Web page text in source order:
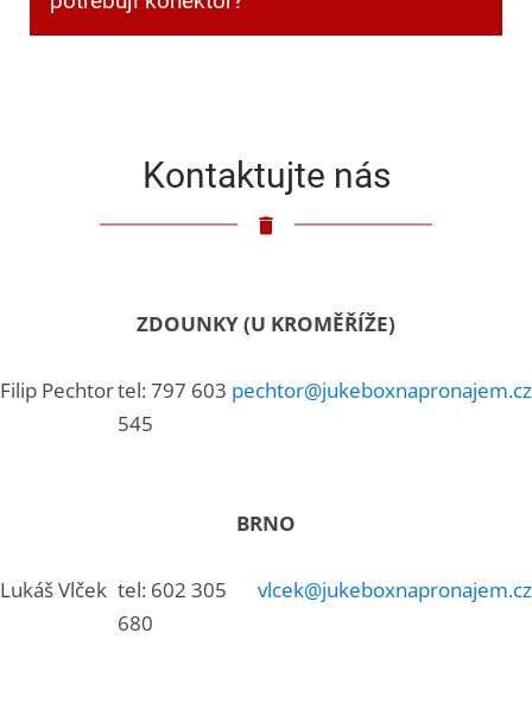
Kontaktujte nás
ZDOUNKY (U KROMĚŘÍŽE)
Filip Pechtortel: 797 603
545
pechtor@jukeboxnapronajem.cz
BRNO
Lukáš Vlček tel: 602 305
680
vlcek@jukeboxnapronajem.cz